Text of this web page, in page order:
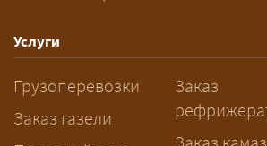
рабочих дней.
заблаговременно
рассчитает маршрут и
подготовку документов.
Услуги
Грузоперевозки
Заказ газели
Заказ